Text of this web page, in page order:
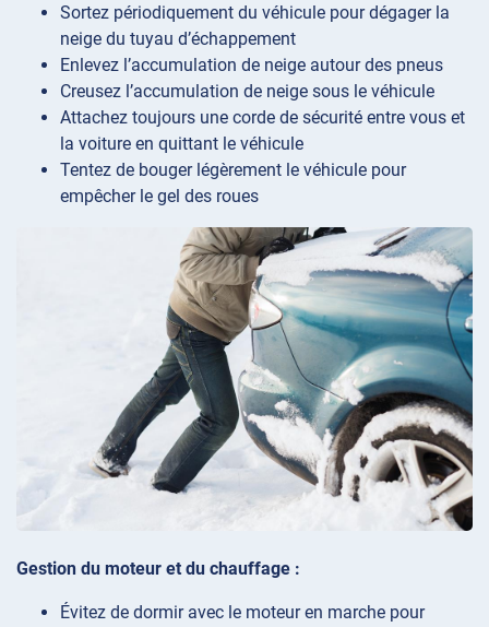
Sortez périodiquement du véhicule pour dégager la
neige du tuyau d’échappement
Enlevez l’accumulation de neige autour des pneus
Creusez l’accumulation de neige sous le véhicule
Attachez toujours une corde de sécurité entre vous et
la voiture en quittant le véhicule
Tentez de bouger légèrement le véhicule pour
empêcher le gel des roues
Gestion du moteur et du chauffage :
Évitez de dormir avec le moteur en marche pour